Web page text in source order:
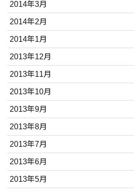
2014年3月
2014年2月
2014年1月
2013年12月
2013年11月
2013年10月
2013年9月
2013年8月
2013年7月
2013年6月
2013年5月